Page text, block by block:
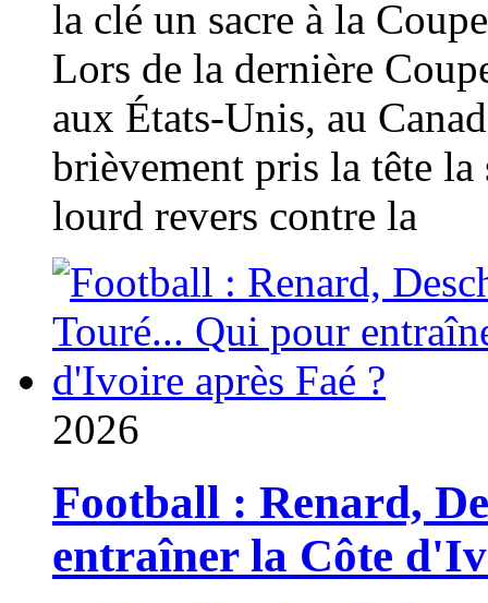
la clé un sacre à la
Lors de la dernière
aux États-Unis, au
brièvement pris la tête
lourd revers contre la
2026
Football : Renard,
entraîner la Côte